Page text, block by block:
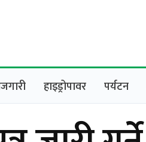
हाइड्रोपावर पर्यटन